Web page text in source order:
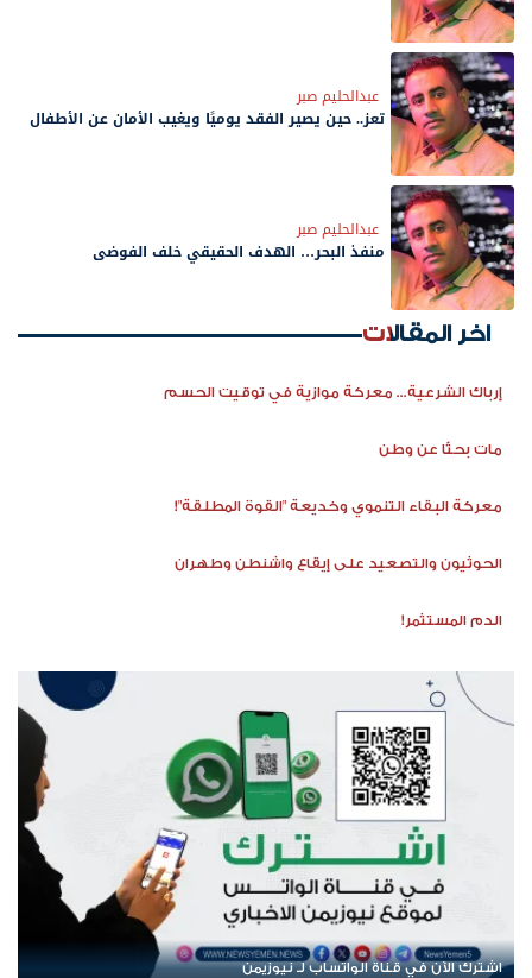
عبدالحليم صبر
تعز.. حين يصير الفقد يوميًا ويغيب الأمان عن الأطفال
عبدالحليم صبر
منفذ البحر… الهدف الحقيقي خلف الفوضى
اخر المقالات
إرباك الشرعية... معركة موازية في توقيت الحسم
مات بحثًا عن وطن
معركة البقاء التنموي وخديعة "القوة المطلقة"!
الحوثيون والتصعيد على إيقاع واشنطن وطهران
الدم المستثمر!
اشترك الآن في قناة الواتساب لـ نيوزيمن